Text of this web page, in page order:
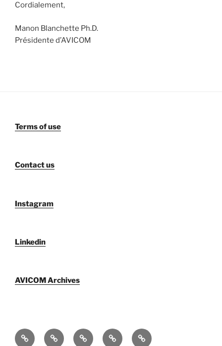
Cordialement,
Manon Blanchette Ph.D.
Présidente d’AVICOM
Terms of use
Contact us
Instagram
Linkedin
AVICOM Archives
Qui
F@IMP AVICOMPublicationsAVICOM